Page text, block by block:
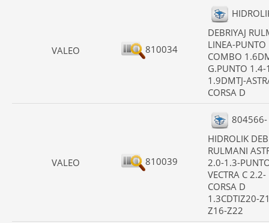
VALEO 810034
DEBRIYAJ
LINEA-PUNTO
COMBO
G.PUNTO
1.9DMTJ-
CORSA D
VALEO 810039
804566-
HIDROLIK
RULMANI
2.0-1.3-
VECTRA C 2.2-
CORSA D
1.3CDTIZ20-
Z16-Z22